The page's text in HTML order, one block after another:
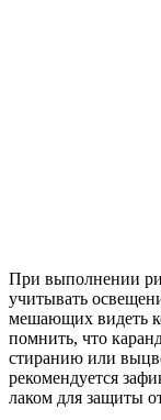
При выполнении
учитывать
мешающих видеть
помнить, что
стиранию или
рекомендуется
лаком для защиты